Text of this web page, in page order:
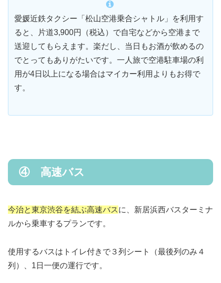
愛媛近鉄タクシー「松山空港乗合シャトル」を利用す
ると、片道3,900円（税込）で自宅などから空港まで
送迎してもらえます。楽だし、当日もお酒が飲めるの
でとってもありがたいです。一人旅で空港駐車場の利
用が4日以上になる場合はマイカー利用よりもお得で
す。
④ 高速バス
今治と東京渋谷を結ぶ高速バスに、新居浜西バスターミナ
ルから乗車するプランです。
使用するバスはトイレ付きで３列シート（最後列のみ４
列）、1日一便の運行です。